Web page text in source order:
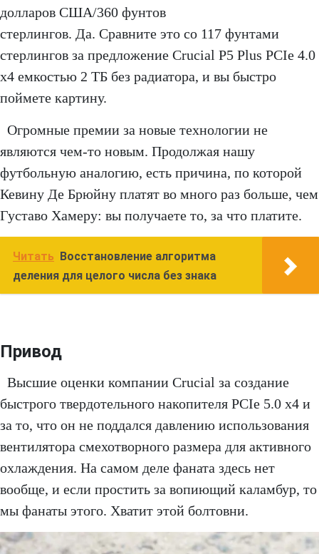
долларов США/360 фунтов
стерлингов. Да. Сравните это со 117 фунтами
стерлингов за предложение Crucial P5 Plus PCIe 4.0
x4 емкостью 2 ТБ без радиатора, и вы быстро
поймете картину.
Огромные премии за новые технологии не
являются чем-то новым. Продолжая нашу
футбольную аналогию, есть причина, по которой
Кевину Де Брюйну платят во много раз больше, чем
Густаво Хамеру: вы получаете то, за что платите.
Читать Восстановление алгоритма
деления для целого числа без знака
Привод
Высшие оценки компании Crucial за создание
быстрого твердотельного накопителя PCIe 5.0 x4 и
за то, что он не поддался давлению использования
вентилятора смехотворного размера для активного
охлаждения. На самом деле фаната здесь нет
вообще, и если простить за вопиющий каламбур, то
мы фанаты этого. Хватит этой болтовни.